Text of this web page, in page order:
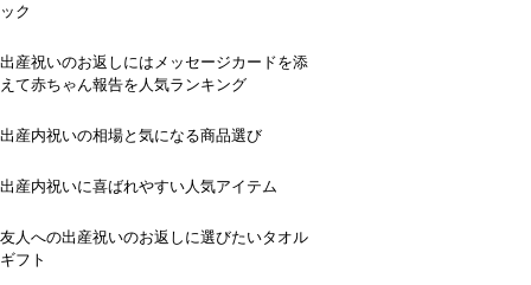
ック
出産祝いのお返しにはメッセージカードを添
えて赤ちゃん報告を人気ランキング
出産内祝いの相場と気になる商品選び
出産内祝いに喜ばれやすい人気アイテム
友人への出産祝いのお返しに選びたいタオル
ギフト